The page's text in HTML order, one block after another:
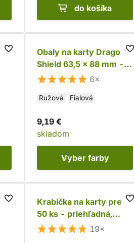
do košíka
Obaly na karty Dragon
Shield 63,5 x 88 mm -
Matte (farebné)
6×
Ružová Fialová
9,19 €
skladom
Vyber farby
Krabička na karty pre
50 ks - priehľadná,
vyklápacia (Ultra Pro)
19×